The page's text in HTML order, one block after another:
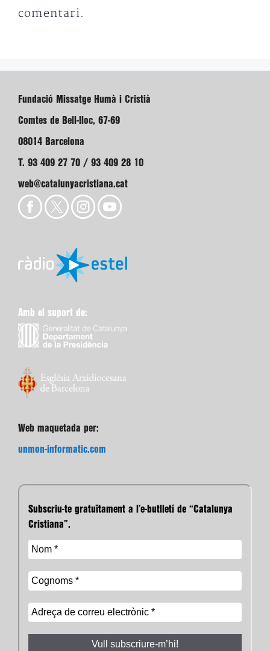
comentari.
Fundació Missatge Humà i Cristià
Comtes de Bell-lloc, 67-69
08014 Barcelona
T. 93 409 27 70 / 93 409 28 10
web@catalunyacristiana.cat
Amb el suport de:
Web maquetada per:
unmon-informatic.com
Subscriu-te gratuïtament a l’e-butlletí de “Catalunya
Cristiana”.